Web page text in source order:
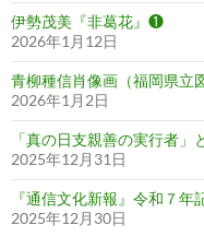
伊勢茂美『非葛花』❶
2026年1月12日
青柳種信肖像画（福岡県立
2026年1月2日
「真の日支親善の実行者」
2025年12月31日
『通信文化新報』令和７年
2025年12月30日